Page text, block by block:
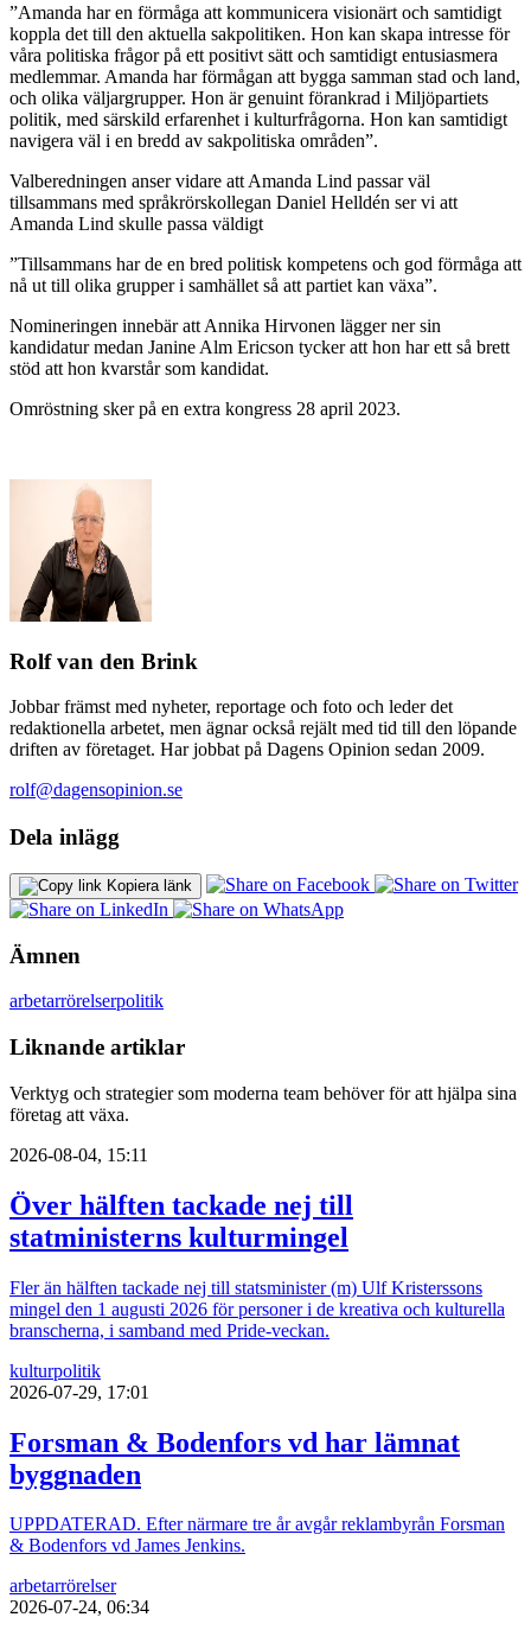
”Amanda har en förmåga att kommunicera visionärt och samtidigt
koppla det till den aktuella sakpolitiken. Hon kan skapa intresse för
våra politiska frågor på ett positivt sätt och samtidigt entusiasmera
medlemmar. Amanda har förmågan att bygga samman stad och land,
och olika väljargrupper. Hon är genuint förankrad i Miljöpartiets
politik, med särskild erfarenhet i kulturfrågorna. Hon kan samtidigt
navigera väl i en bredd av sakpolitiska områden”.
Valberedningen anser vidare att Amanda Lind passar väl
tillsammans med språkrörskollegan Daniel Helldén ser vi att
Amanda Lind skulle passa väldigt
”Tillsammans har de en bred politisk kompetens och god förmåga att
nå ut till olika grupper i samhället så att partiet kan växa”.
Nomineringen innebär att Annika Hirvonen lägger ner sin
kandidatur medan Janine Alm Ericson tycker att hon har ett så brett
stöd att hon kvarstår som kandidat.
Omröstning sker på en extra kongress 28 april 2023.
Rolf van den Brink
Jobbar främst med nyheter, reportage och foto och leder det
redaktionella arbetet, men ägnar också rejält med tid till den löpande
driften av företaget. Har jobbat på Dagens Opinion sedan 2009.
rolf@dagensopinion.se
Dela inlägg
Kopiera länk
Ämnen
arbetarrörelserpolitik
Liknande artiklar
Verktyg och strategier som moderna team behöver för att hjälpa sina
företag att växa.
2026-08-04, 15:11
Över hälften tackade nej till
statministerns kulturmingel
Fler än hälften tackade nej till statsminister (m) Ulf Kristerssons
mingel den 1 augusti 2026 för personer i de kreativa och kulturella
branscherna, i samband med Pride-veckan.
kulturpolitik
2026-07-29, 17:01
Forsman & Bodenfors vd har lämnat
byggnaden
UPPDATERAD. Efter närmare tre år avgår reklambyrån Forsman
& Bodenfors vd James Jenkins.
arbetarrörelser
2026-07-24, 06:34